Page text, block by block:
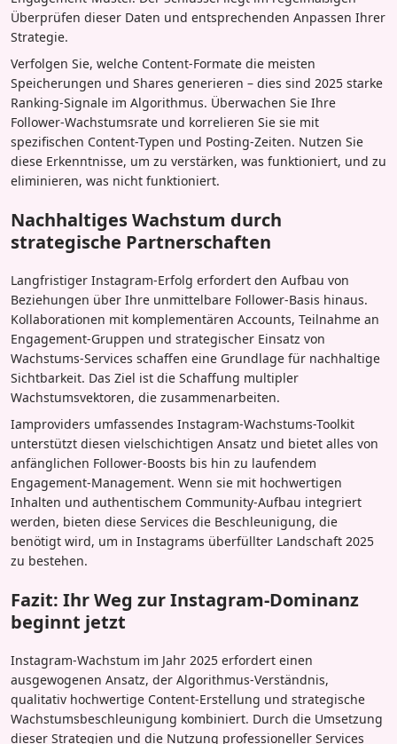
Überprüfen dieser Daten und entsprechenden Anpassen Ihrer
Strategie.
Verfolgen Sie, welche Content-Formate die meisten
Speicherungen und Shares generieren – dies sind 2025 starke
Ranking-Signale im Algorithmus. Überwachen Sie Ihre
Follower-Wachstumsrate und korrelieren Sie sie mit
spezifischen Content-Typen und Posting-Zeiten. Nutzen Sie
diese Erkenntnisse, um zu verstärken, was funktioniert, und zu
eliminieren, was nicht funktioniert.
Nachhaltiges Wachstum durch
strategische Partnerschaften
Langfristiger Instagram-Erfolg erfordert den Aufbau von
Beziehungen über Ihre unmittelbare Follower-Basis hinaus.
Kollaborationen mit komplementären Accounts, Teilnahme an
Engagement-Gruppen und strategischer Einsatz von
Wachstums-Services schaffen eine Grundlage für nachhaltige
Sichtbarkeit. Das Ziel ist die Schaffung multipler
Wachstumsvektoren, die zusammenarbeiten.
Iamproviders umfassendes Instagram-Wachstums-Toolkit
unterstützt diesen vielschichtigen Ansatz und bietet alles von
anfänglichen Follower-Boosts bis hin zu laufendem
Engagement-Management. Wenn sie mit hochwertigen
Inhalten und authentischem Community-Aufbau integriert
werden, bieten diese Services die Beschleunigung, die
benötigt wird, um in Instagrams überfüllter Landschaft 2025
zu bestehen.
Fazit: Ihr Weg zur Instagram-Dominanz
beginnt jetzt
Instagram-Wachstum im Jahr 2025 erfordert einen
ausgewogenen Ansatz, der Algorithmus-Verständnis,
qualitativ hochwertige Content-Erstellung und strategische
Wachstumsbeschleunigung kombiniert. Durch die Umsetzung
dieser Strategien und die Nutzung professioneller Services